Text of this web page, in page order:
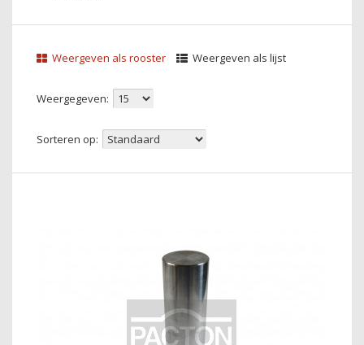
Weergeven als rooster Weergeven als lijst
Weergegeven:
Sorteren op: